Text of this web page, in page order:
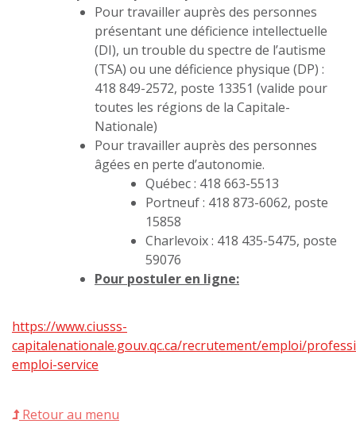
Pour travailler auprès des personnes
présentant une déficience intellectuelle
(DI), un trouble du spectre de l’autisme
(TSA) ou une déficience physique (DP) :
418 849-2572, poste 13351 (valide pour
toutes les régions de la Capitale-
Nationale)
Pour travailler auprès des personnes
âgées en perte d’autonomie.
Québec : 418 663-5513
Portneuf : 418 873-6062, poste
15858
Charlevoix : 418 435-5475, poste
59076
Pour postuler en ligne:
https://www.ciusss-
capitalenationale.gouv.qc.ca/recrutement/emploi/
emploi-service
Retour au menu